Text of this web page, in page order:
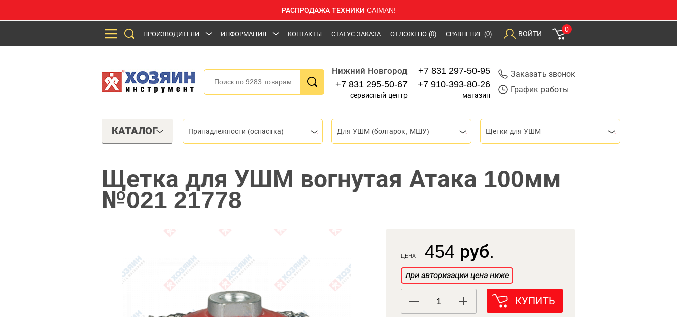
РАСПРОДАЖА ТЕХНИКИ CAIMAN!
ПРОИЗВОДИТЕЛИ ИНФОРМАЦИЯ КОНТАКТЫ СТАТУС ЗАКАЗА ОТЛОЖЕНО (0) СРАВНЕНИЕ (0) ВОЙТИ
0
Нижний Новгород
+7 831 295-50-67
сервисный центр
+7 831 297-50-95
+7 910-393-80-26
магазин
Заказать звонок
График работы
КАТАЛОГ Принадлежности (оснастка) Для УШМ (болгарок, МШУ) Щетки для УШМ
Щетка для УШМ вогнутая Атака 100мм
№021 21778
ЦЕНА 454 руб.
при авторизации цена ниже
КУПИТЬ